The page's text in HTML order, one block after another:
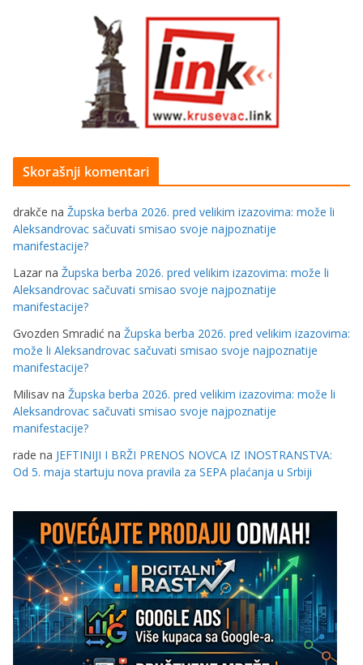
Skorašnji komentari
drakče na Župska berba 2026. pred velikim izazovima: može li
Aleksandrovac sačuvati smisao svoje najpoznatije
manifestacije?
Lazar na Župska berba 2026. pred velikim izazovima: može li
Aleksandrovac sačuvati smisao svoje najpoznatije
manifestacije?
Gvozden Smradić na Župska berba 2026. pred velikim izazovima:
može li Aleksandrovac sačuvati smisao svoje najpoznatije
manifestacije?
Milisav na Župska berba 2026. pred velikim izazovima: može li
Aleksandrovac sačuvati smisao svoje najpoznatije
manifestacije?
rade na JEFTINIJI I BRŽI PRENOS NOVCA IZ INOSTRANSTVA:
Od 5. maja startuju nova pravila za SEPA plaćanja u Srbiji